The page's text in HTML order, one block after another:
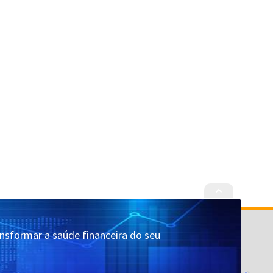
Cadastrar Quem Somos
a saúde financeira do seu